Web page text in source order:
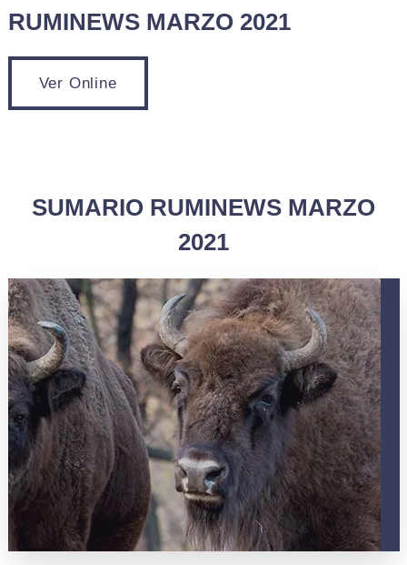
RUMINEWS MARZO 2021
Ver Online
SUMARIO RUMINEWS MARZO
2021